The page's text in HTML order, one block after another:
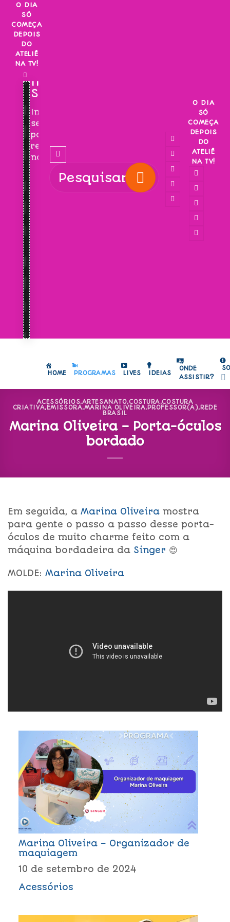
Skip
content
O DIA
SÓ
COMEÇA
DEPOIS
DO
ATELIÊ
NA TV!
INSCREVA-
SE!
Inscreva-
se
para
receber
novidades!
O DIA
SÓ
COMEÇA
DEPOIS
DO
ATELIÊ
NA TV!
HOME PROGRAMAS LIVES IDEIAS
ONDE
ASSISTIR?
ACESSÓRIOS,ARTESANATO,COSTURA,COSTURA
CRIATIVA, EMISSORA,MARINA OLIVEIRA, PROFESSOR(A),REDE
BRASIL
Marina Oliveira – Porta-óculos
bordado
Em seguida, a Marina Oliveira mostra
para gente o passo a passo desse porta-
óculos de muito charme feito com a
máquina bordadeira da Singer 😍
MOLDE: Marina Oliveira
Marina Oliveira – Organizador de
maquiagem
10 de setembro de 2024
Acessórios